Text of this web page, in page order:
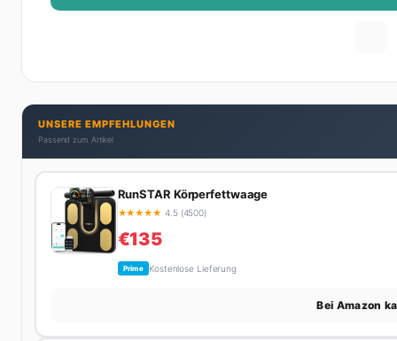
UNSERE EMPFEHLUNGEN
Passend zum Artikel
RunSTAR Körperfettwaage
★★★★★ 4.5 (4500)
€135
Prime Kostenlose Lieferung
Bei Amazon